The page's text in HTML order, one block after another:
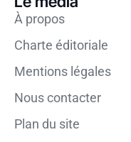
À propos
Charte éditoriale
Mentions légales
Nous contacter
Plan du site